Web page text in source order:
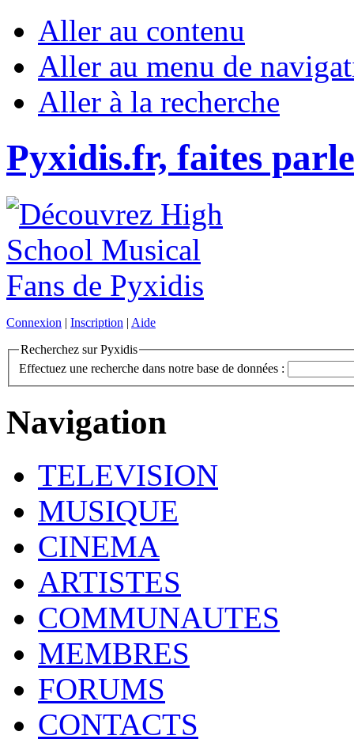
Aller au contenu
Aller au menu de
Aller à la recherche
Pyxidis.fr, faites
Connexion | Inscription | Aide
Recherchez sur Pyxidis
Effectuez une recherche dans notre base de données :
Navigation
TELEVISION
MUSIQUE
CINEMA
ARTISTES
COMMUNAUTES
MEMBRES
FORUMS
CONTACTS